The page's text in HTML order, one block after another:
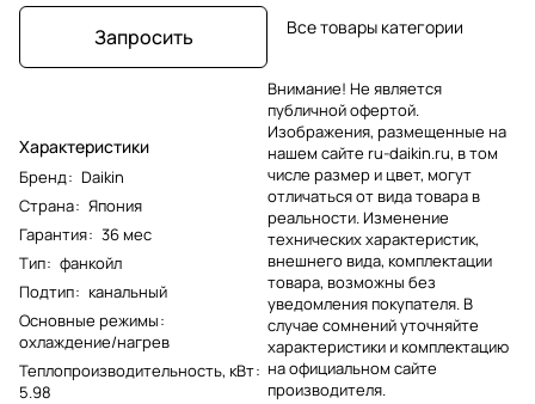
Запросить
Характеристики
Бренд: Daikin
Страна: Япония
Гарантия: 36 мес
Тип: фанкойл
Подтип: канальный
Основные режимы:
охлаждение/нагрев
Теплопроизводительность, кВт:
5.98
Все товары категории
Внимание! Не является
публичной офертой.
Изображения, размещенные на
нашем сайте ru-daikin.ru, в том
числе размер и цвет, могут
отличаться от вида товара в
реальности. Изменение
технических характеристик,
внешнего вида, комплектации
товара, возможны без
уведомления покупателя. В
случае сомнений уточняйте
характеристики и комплектацию
на официальном сайте
производителя.